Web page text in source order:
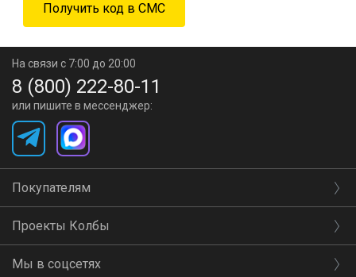
На связи с 7:00 до 20:00
8 (800) 222-80-11
или пишите в мессенджер:
Покупателям
Проекты Колбы
Мы в соцсетях